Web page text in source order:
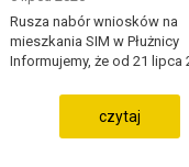
Rusza nabór wniosków na
mieszkania SIM w Płużnicy
Informujemy, że od 21 lipca
zawarcie umowy najmu lokali
mieszkalnych budowanych w
Płużnicy, w ramach
czytaj